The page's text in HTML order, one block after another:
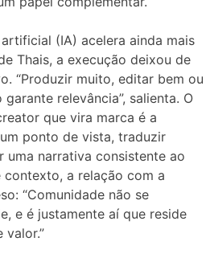
(IA) acelera ainda mais
Thais, a execução deixou de
“Produzir muito, editar bem ou
relevância”, salienta. O
que vira marca é a
ponto de vista, traduzir
uma narrativa consistente ao
contexto, a relação com a
“Comunidade não se
e é justamente aí que reside
valor.”